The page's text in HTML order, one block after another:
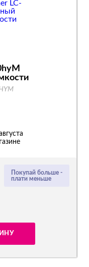
Покупай больше -
плати меньше